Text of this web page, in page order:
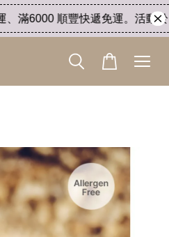
滿6000 順豐快遞免運。活動於